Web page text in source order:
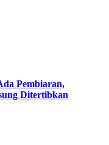
Pembiaran,
Ditertibkan